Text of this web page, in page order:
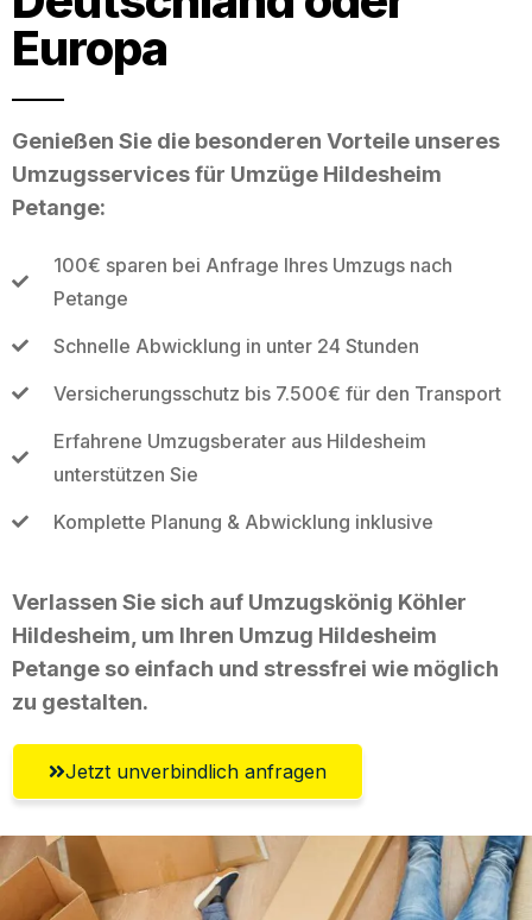
Europa
Genießen Sie die besonderen Vorteile unseres
Umzugsservices für Umzüge Hildesheim
Petange:
100€ sparen bei Anfrage Ihres Umzugs nach
Petange
Schnelle Abwicklung in unter 24 Stunden
Versicherungsschutz bis 7.500€ für den Transport
Erfahrene Umzugsberater aus Hildesheim
unterstützen Sie
Komplette Planung & Abwicklung inklusive
Verlassen Sie sich auf Umzugskönig Köhler
Hildesheim, um Ihren Umzug Hildesheim
Petange so einfach und stressfrei wie möglich
zu gestalten.
Jetzt unverbindlich anfragen